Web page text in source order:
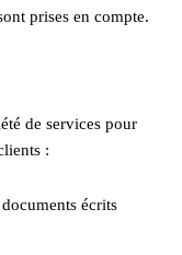
prises en compte.
de services pour
:
écrits